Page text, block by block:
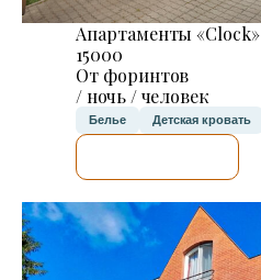
Апартаменты «Clock»
15000
От форинтов
/ ночь / человек
Белье Детская кровать